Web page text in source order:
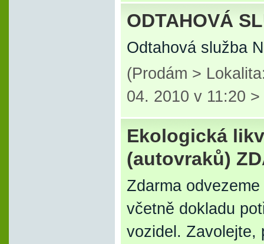
ODTAHOVÁ
Odtahová služba
(Prodám >
04. 2010 v 11:20 >
Ekologická
(autovraků)
Zdarma
včetně dokladu
vozidel. Zavolejte,